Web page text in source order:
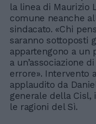
la linea di Maurizio
comune neanche
sindacato. «Chi
saranno sottoposti
appartengono a un
a un’associazione
errore». Intervento
applaudito da
generale della
le ragioni del Sì.